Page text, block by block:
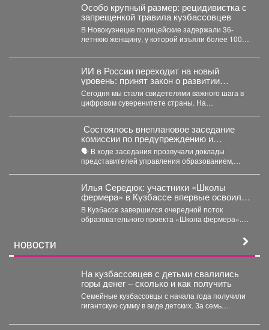
Особо крупный размер: рецидивистка с
запрещенкой травила кузбассовцев
В Новокузнецке полицейские задержали 36-
летнюю женщину, у которой изъяли более 100
ИИ в России переходит на новый
уровень: принят закон о развитии
технологий
Сегодня мы стали свидетелями важного шага в
цифровом суверенитете страны. На
Состоялось внеплановое заседание
комиссии по предупреждению и
ликвидации чрезвычайных ситуаций и
пожарной безопасности
🗣️ В ходе заседания прозвучали доклады
представителей управления образованием,
Илья Середюк: участники «Школы
фермера» в Кузбассе впервые освоили
работу с агродронами
В Кузбассе завершился очередной поток
образовательного проекта «Школа фермера».
НОВОСТИ
На кузбассовцев с детьми свалились
горы денег – сколько и как получить
Семейные кузбассовцы с начала года получили
гигантскую сумму в виде детских. За семь